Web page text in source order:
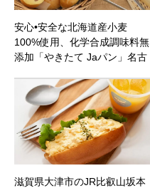
安心•安全な北海道産小麦
100%使用、化学合成調味料無
添加「やきたて Jaパン」名古
滋賀県大津市のJR比叡山坂本